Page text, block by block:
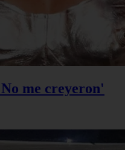
me creyeron'